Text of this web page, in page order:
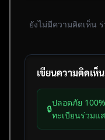
ยังไม่มีความคิดเห็น
เขียนความคิดเห็น
🔒
ปลอดภัย
ทะเบียนร่วมแ